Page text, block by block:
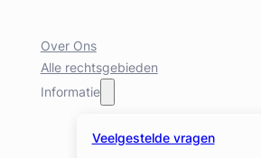
Over Ons
Alle rechtsgebieden
Informatie
Veelgestelde vragen